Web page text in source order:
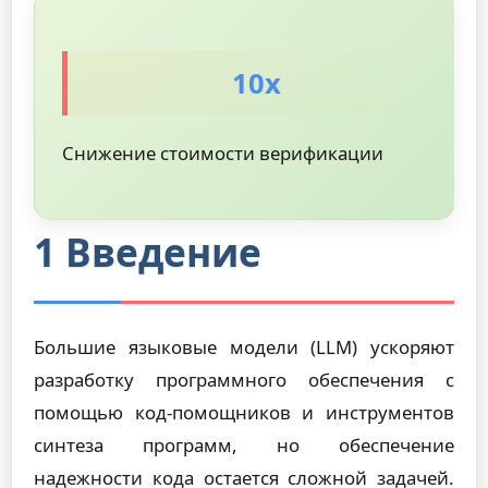
10x
Снижение стоимости верификации
1 Введение
Большие языковые модели (LLM) ускоряют
разработку программного обеспечения с
помощью код-помощников и инструментов
синтеза программ, но обеспечение
надежности кода остается сложной задачей.